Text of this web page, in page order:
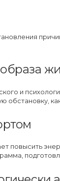
и
обстановку,
повысить